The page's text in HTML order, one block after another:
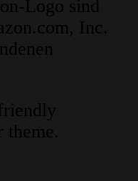
Logo sind
Inc.
theme.